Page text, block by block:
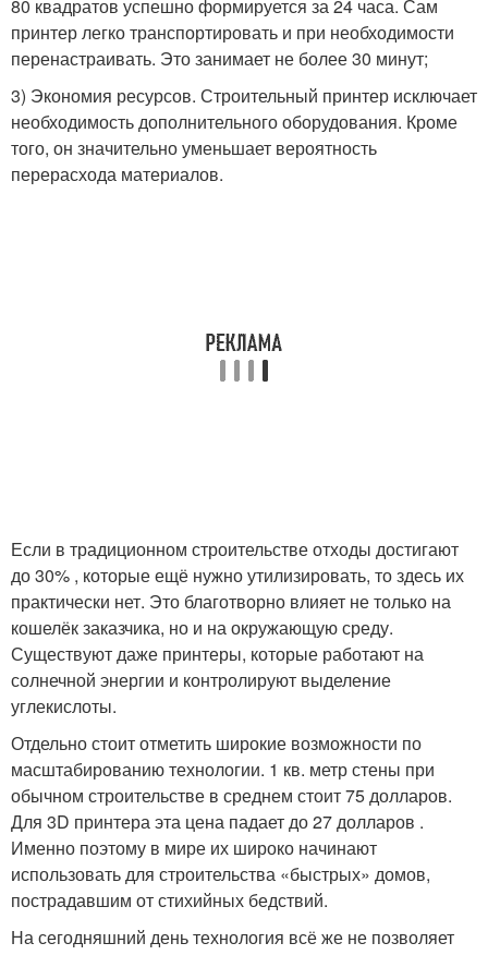
80 квадратов успешно формируется за 24 часа. Сам
принтер легко транспортировать и при необходимости
перенастраивать. Это занимает не более 30 минут;
3) Экономия ресурсов. Строительный принтер исключает
необходимость дополнительного оборудования. Кроме
того, он значительно уменьшает вероятность
перерасхода материалов.
Если в традиционном строительстве отходы достигают
до 30% , которые ещё нужно утилизировать, то здесь их
практически нет. Это благотворно влияет не только на
кошелёк заказчика, но и на окружающую среду.
Существуют даже принтеры, которые работают на
солнечной энергии и контролируют выделение
углекислоты.
Отдельно стоит отметить широкие возможности по
масштабированию технологии. 1 кв. метр стены при
обычном строительстве в среднем стоит 75 долларов.
Для 3D принтера эта цена падает до 27 долларов .
Именно поэтому в мире их широко начинают
использовать для строительства «быстрых» домов,
пострадавшим от стихийных бедствий.
На сегодняшний день технология всё же не позволяет